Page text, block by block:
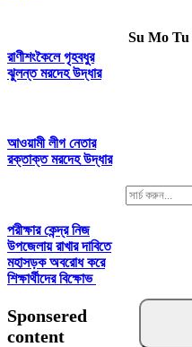
রাণীশংকৈলে গৃহবধুর
ঝুলন্ত মরদেহ উদ্ধার
আওয়ামী লীগ নেতার
রক্তাক্ত মরদেহ উদ্ধার
পরীক্ষার কেন্দ্র নিজ
উপজেলায় রাখার দাবিতে
মহাসড়ক অবরোধ করে
শিক্ষার্থীদের বিক্ষোভ
Sponsered
content
Su Mo Tu
Search
For: